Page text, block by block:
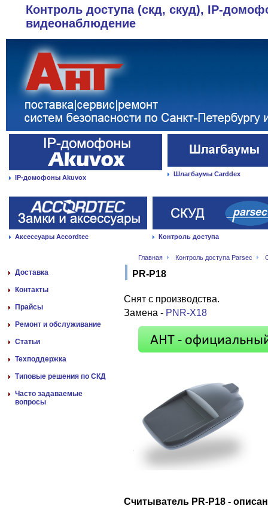
Контроль доступа (скд, скуд), IP-
видеонаблюдение
IP-домофоны Akuvox Шлагбаумы Carddex
Аксессуары Accordtec Контроль доступа
Главная Контроль доступа Parsec
Доставка
Контакты
Прайсы
Ремонт и обслуживание
Статьи
Техподдержка
Типовые решения по СКД
Часто задаваемые
вопросы
PR-P18
Снят с производства.
Замена - PNR-X18
Считыватель PR-P18 -